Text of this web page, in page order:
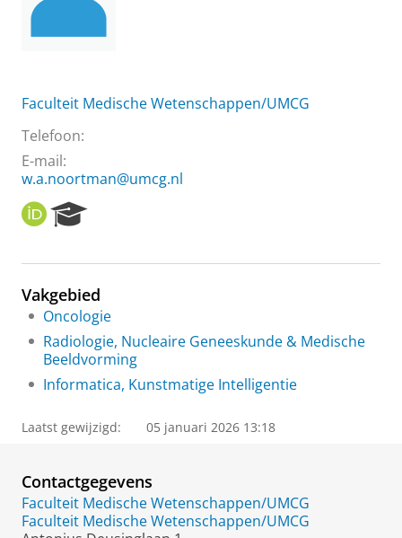
Faculteit Medische Wetenschappen/UMCG
Telefoon:
E-mail:
w.a.noortman@umcg.nl
O
R
I
e
r
c
h
P
r
a
Vakgebied
Oncologie
Radiologie, Nucleaire Geneeskunde & Medische
Beeldvorming
Informatica, Kunstmatige Intelligentie
Laatst gewijzigd: 05 januari 2026 13:18
Contactgegevens
Faculteit Medische Wetenschappen/UMCG
Faculteit Medische Wetenschappen/UMCG